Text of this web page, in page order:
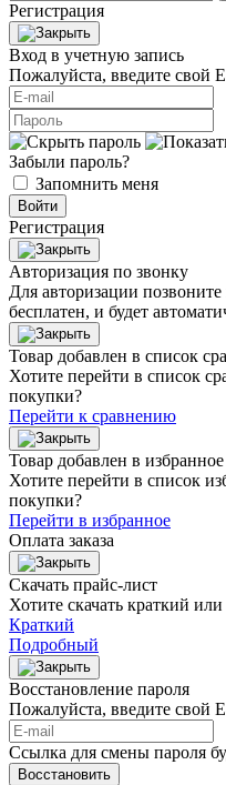
Регистрация
Вход в учетную запись
Пожалуйста, введите свой
Забыли пароль?
Запомнить меня
Войти
Регистрация
Авторизация по звонку
Для авторизации
бесплатен, и будет
Товар добавлен в список
Хотите перейти в список
покупки?
Перейти к сравнению
Товар добавлен в избранное
Хотите перейти в список
покупки?
Перейти в избранное
Оплата заказа
Скачать прайс-лист
Хотите скачать краткий
Краткий
Подробный
Восстановление пароля
Пожалуйста, введите свой
Ссылка для смены пароля
Восстановить